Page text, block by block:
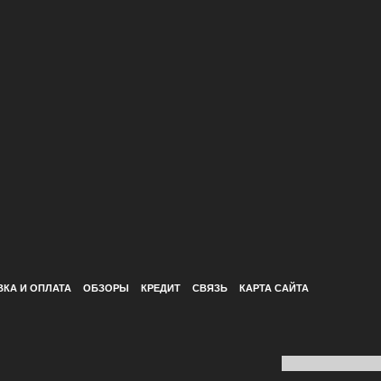
И ОПЛАТА ОБЗОРЫ КРЕДИТ СВЯЗЬ КАРТА САЙТА